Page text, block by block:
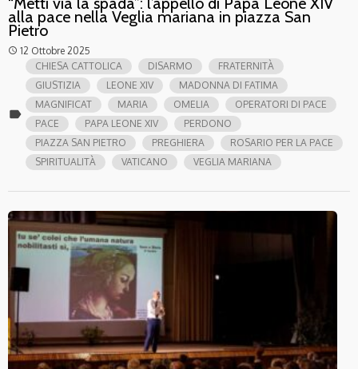
alla pace nella Veglia mariana in piazza San
Pietro
access_time 12 Ottobre 2025
label
CHIESA CATTOLICA DISARMO
FRATERNITÀ
GIUSTIZIA
LEONE XIV
MADONNA DI FATIMA
MAGNIFICAT
MARIA OMELIA
OPERATORI DI PACE
PACE
PAPA LEONE XIV
PERDONO
PIAZZA SAN PIETRO
PREGHIERA
ROSARIO PER LA PACE
SPIRITUALITÀ
VATICANO VEGLIA MARIANA